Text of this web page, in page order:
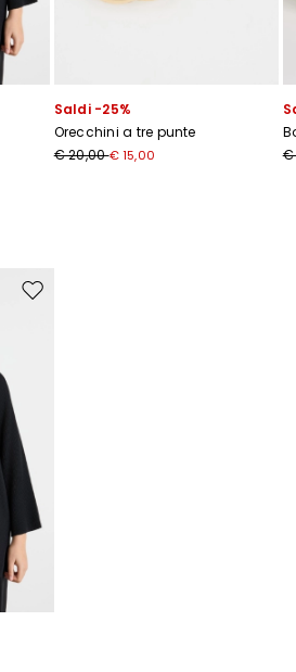
Saldi -25%
Orecchini a tre punte
€ 20,00€ 15,00
€
Sposta nella wishlist
Privacy Policy